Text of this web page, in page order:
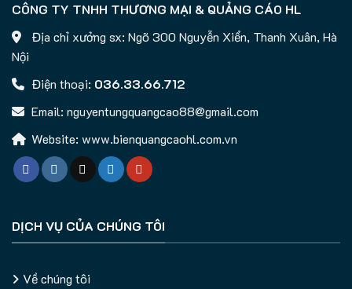
CÔNG TY TNHH THƯƠNG MẠI & QUẢNG CÁO HL
Địa chỉ xưởng sx: Ngõ 300 Nguyễn Xiển, Thanh Xuân, Hà
Nội
Điện thoại: 036.33.66.712
Email: nguyentungquangcao88@gmail.com
Website: www.bienquangcaohl.com.vn
DỊCH VỤ CỦA CHÚNG TÔI
Về chúng tôi